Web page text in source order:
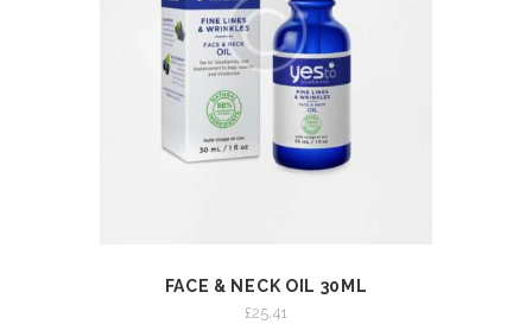
VIEW ADD TO CART
FACE & NECK OIL 30ML
£25.41